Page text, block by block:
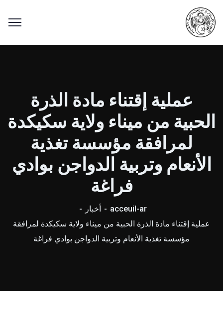
عملية إقتناء مادة الذرة
الحبية من ميناء ولاية سكيكدة
لمرافقة مؤسسة تغذية
الأنعام وتربية الدواجن بوادي
فراغة
acceuil-ar
أخبار
عملية إقتناء مادة الذرة الحبية من ميناء ولاية سكيكدة لمرافقة
مؤسسة تغذية الأنعام وتربية الدواجن بوادي فراغة